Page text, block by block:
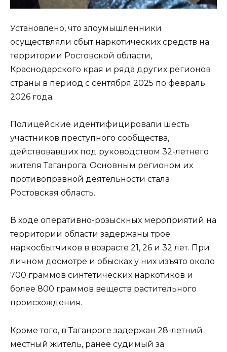
Установлено, что злоумышленники
осуществляли сбыт наркотических средств на
территории Ростовской области,
Краснодарского края и ряда других регионов
страны в период с сентября 2025 по февраль
2026 года.
Полицейские идентифицировали шесть
участников преступного сообщества,
действовавших под руководством 32-летнего
жителя Таганрога. Основным регионом их
противоправной деятельности стала
Ростовская область.
В ходе оперативно-розыскных мероприятий на
территории области задержаны трое
наркосбытчиков в возрасте 21, 26 и 32 лет. При
личном досмотре и обысках у них изъято около
700 граммов синтетических наркотиков и
более 800 граммов веществ растительного
происхождения.
Кроме того, в Таганроге задержан 28-летний
местный житель, ранее судимый за